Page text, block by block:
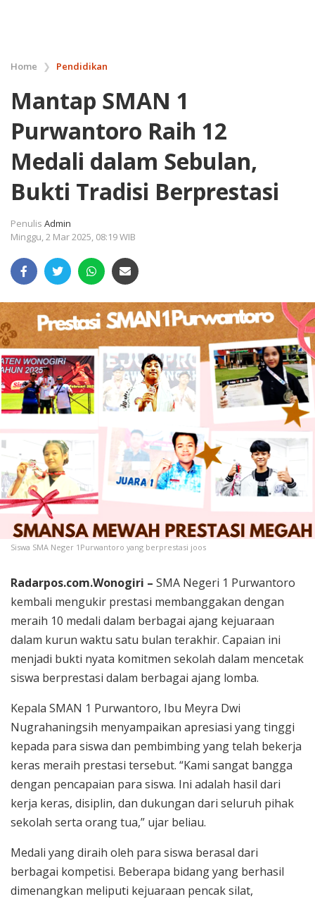
Home ❯ Pendidikan
Mantap SMAN 1
Purwantoro Raih 12
Medali dalam Sebulan,
Bukti Tradisi Berprestasi
Penulis Admin
Minggu, 2 Mar 2025, 08:19 WIB
Siswa SMA Neger 1Purwantoro yang berprestasi joos
Radarpos.com.Wonogiri – SMA Negeri 1 Purwantoro
kembali mengukir prestasi membanggakan dengan
meraih 10 medali dalam berbagai ajang kejuaraan
dalam kurun waktu satu bulan terakhir. Capaian ini
menjadi bukti nyata komitmen sekolah dalam mencetak
siswa berprestasi dalam berbagai ajang lomba.
Kepala SMAN 1 Purwantoro, Ibu Meyra Dwi
Nugrahaningsih menyampaikan apresiasi yang tinggi
kepada para siswa dan pembimbing yang telah bekerja
keras meraih prestasi tersebut. “Kami sangat bangga
dengan pencapaian para siswa. Ini adalah hasil dari
kerja keras, disiplin, dan dukungan dari seluruh pihak
sekolah serta orang tua,” ujar beliau.
Medali yang diraih oleh para siswa berasal dari
berbagai kompetisi. Beberapa bidang yang berhasil
dimenangkan meliputi kejuaraan pencak silat,